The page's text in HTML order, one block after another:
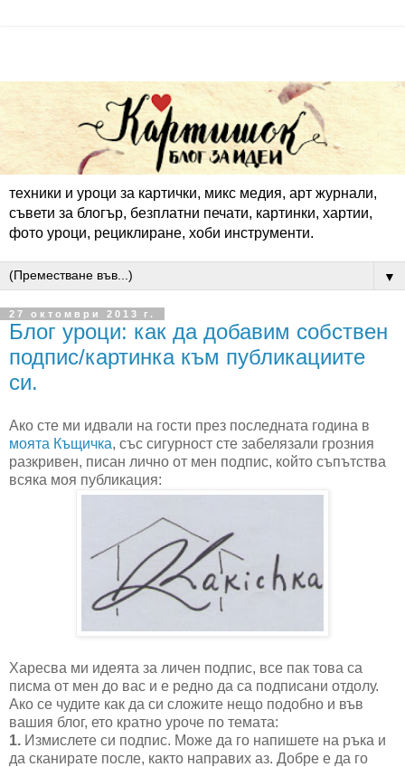
техники и уроци за картички, микс медия, арт журнали,
съвети за блогър, безплатни печати, картинки, хартии,
фото уроци, рециклиране, хоби инструменти.
▼
27 октомври 2013 г.
Блог уроци: как да добавим собствен
подпис/картинка към публикациите
си.
Ако сте ми идвали на гости през последната година в
моята Къщичка, със сигурност сте забелязали грозния
разкривен, писан лично от мен подпис, който съпътства
всяка моя публикация:
Харесва ми идеята за личен подпис, все пак това са
писма от мен до вас и е редно да са подписани отдолу.
Ако се чудите как да си сложите нещо подобно и във
вашия блог, ето кратно уроче по темата:
1. Измислете си подпис. Може да го напишете на ръка и
да сканирате после, както направих аз. Добре е да го